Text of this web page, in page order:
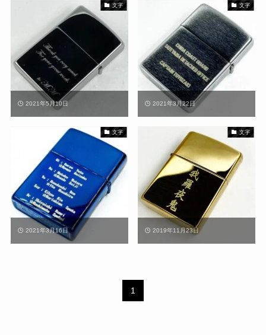
文字
2021年5月10日
文字
2021年3月22日
文字
2021年3月16日
文字
2019年11月23日
1